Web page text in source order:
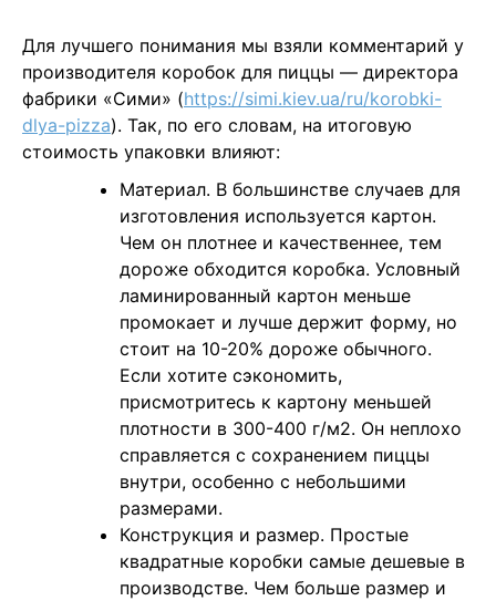
Для лучшего понимания мы взяли комментарий у
производителя коробок для пиццы ― директора
фабрики «Сими» (https://simi.kiev.ua/ru/korobki-
dlya-pizza). Так, по его словам, на итоговую
стоимость упаковки влияют:
Материал. В большинстве случаев для
изготовления используется картон.
Чем он плотнее и качественнее, тем
дороже обходится коробка. Условный
ламинированный картон меньше
промокает и лучше держит форму, но
стоит на 10-20% дороже обычного.
Если хотите сэкономить,
присмотритесь к картону меньшей
плотности в 300-400 г/м2. Он неплохо
справляется с сохранением пиццы
внутри, особенно с небольшими
размерами.
Конструкция и размер. Простые
квадратные коробки самые дешевые в
производстве. Чем больше размер и